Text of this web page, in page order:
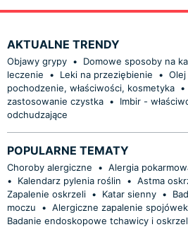
AKTUALNE TRENDY
Objawy grypy • Domowe sposoby na
leczenie
• Leki na przeziębienie •
pochodzenie, właściwości, kosmetyka •
zastosowanie czystka •
Imbir -
odchudzające
POPULARNE TEMATY
Choroby alergiczne • Alergia
•
Kalendarz pylenia roślin • Astma
Zapalenie oskrzeli • Katar sienny •
moczu
• Alergiczne zapalenie spojówek
Badanie endoskopowe tchawicy i